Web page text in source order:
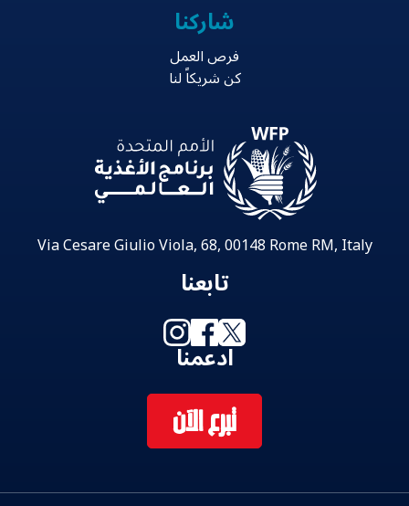
شاركنا
فرص العمل
كن شريكاً لنا
Via Cesare Giulio Viola, 68, 00148 Rome RM, Italy
تابعنا
ادعمنا
تبرع الآن